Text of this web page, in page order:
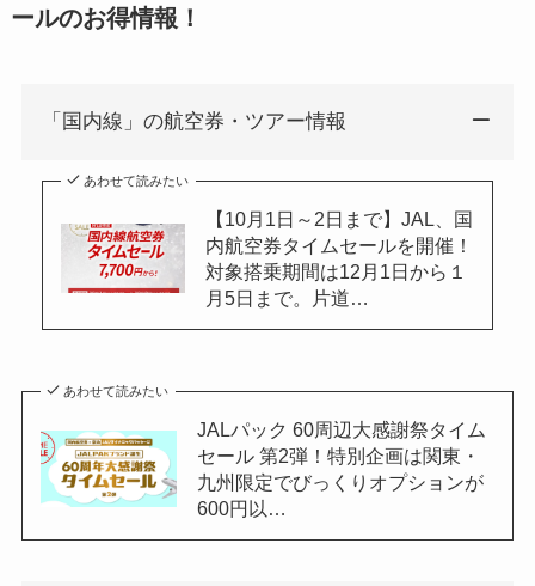
ールのお得情報！
「国内線」の航空券・ツアー情報
あわせて読みたい
【10月1日～2日まで】JAL、国
内航空券タイムセールを開催！
対象搭乗期間は12月1日から１
月5日まで。片道…
あわせて読みたい
JALパック 60周辺大感謝祭タイム
セール 第2弾！特別企画は関東・
九州限定でびっくりオプションが
600円以…